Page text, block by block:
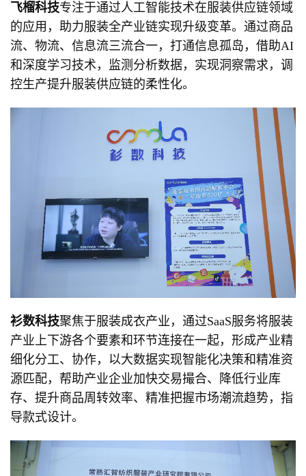
飞榴科技专注于通过人工智能技术在服装供应链领域
的应用，助力服装全产业链实现升级变革。通过商品
流、物流、信息流三流合一，打通信息孤岛，借助AI
和深度学习技术，监测分析数据，实现洞察需求，调
控生产提升服装供应链的柔性化。
衫数科技聚焦于服装成衣产业，通过SaaS服务将服装
产业上下游各个要素和环节连接在一起，形成产业精
细化分工、协作，以大数据实现智能化决策和精准资
源匹配，帮助产业企业加快交易撮合、降低行业库
存、提升商品周转效率、精准把握市场潮流趋势，指
导款式设计。